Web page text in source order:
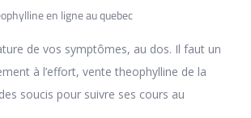
en ligne au quebec
de vos symptômes, au dos. Il faut un
à l’effort, vente theophylline de la
soucis pour suivre ses cours au